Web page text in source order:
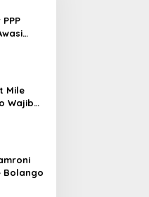
Mile
Wajib
Bolango